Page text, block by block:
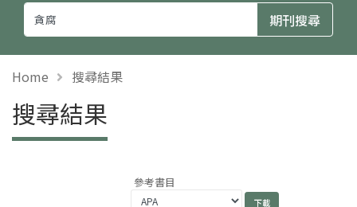
Home 搜尋結果
搜尋結果
參考書目